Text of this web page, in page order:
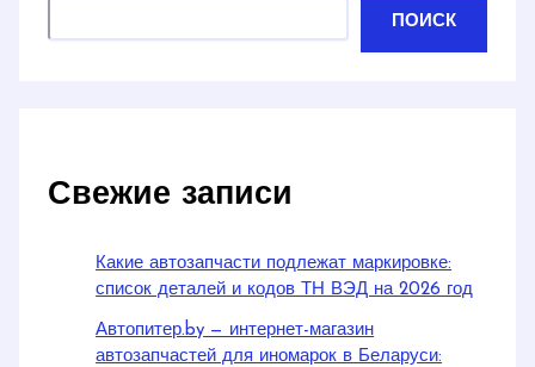
ПОИСК
Свежие записи
Какие автозапчасти подлежат маркировке:
список деталей и кодов ТН ВЭД на 2026 год
Автопитер.by — интернет-магазин
автозапчастей для иномарок в Беларуси: